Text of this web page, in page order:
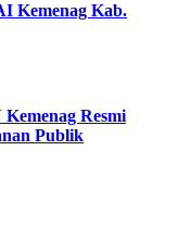
Kemenag Kab.
Resmi
Publik